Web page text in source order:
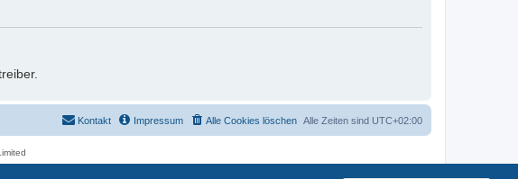
Alle Zeiten sind UTC+02:00
Alle Cookies löschen
Impressum
Kontakt